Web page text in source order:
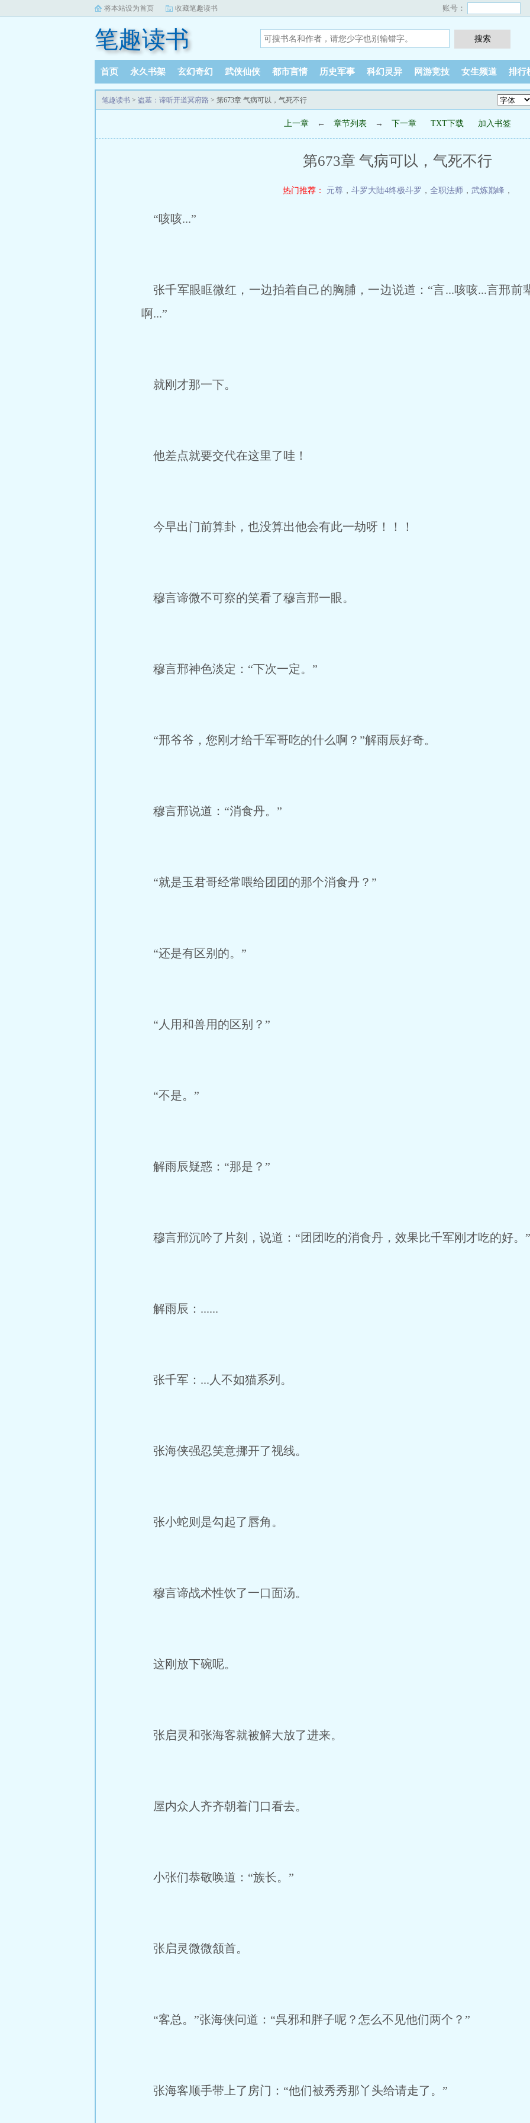
将本站设为首页 收藏笔趣读书 账号：
笔趣读书
首页 永久书架 玄幻奇幻 武侠仙侠 都市言情 历史军事 科幻灵异 网游竞技 女生频道 排行
笔趣读书 > 盗墓：谛听开道冥府路 > 第673章 气病可以，气死不行
上一章 ← 章节列表 → 下一章 TXT下载 加入书签
第673章 气病可以，气死不行
热门推荐： 元尊 ， 斗罗大陆4终极斗罗 ， 全职法师 ， 武炼巅峰 ，
“咳咳...”
张千军眼眶微红，一边拍着自己的胸脯，一边说道：“言...咳咳...言邢前
啊...”
就刚才那一下。
他差点就要交代在这里了哇！
今早出门前算卦，也没算出他会有此一劫呀！！！
穆言谛微不可察的笑看了穆言邢一眼。
穆言邢神色淡定：“下次一定。”
“邢爷爷，您刚才给千军哥吃的什么啊？”解雨辰好奇。
穆言邢说道：“消食丹。”
“就是玉君哥经常喂给团团的那个消食丹？”
“还是有区别的。”
“人用和兽用的区别？”
“不是。”
解雨辰疑惑：“那是？”
穆言邢沉吟了片刻，说道：“团团吃的消食丹，效果比千军刚才吃的好。”
解雨辰：......
张千军：...人不如猫系列。
张海侠强忍笑意挪开了视线。
张小蛇则是勾起了唇角。
穆言谛战术性饮了一口面汤。
这刚放下碗呢。
张启灵和张海客就被解大放了进来。
屋内众人齐齐朝着门口看去。
小张们恭敬唤道：“族长。”
张启灵微微颔首。
“客总。”张海侠问道：“呉邪和胖子呢？怎么不见他们两个？”
张海客顺手带上了房门：“他们被秀秀那丫头给请走了。”